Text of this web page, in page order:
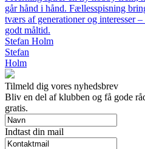
går hånd i hånd. Fællesspisning
tværs af generationer og interesser
godt måltid.
Stefan Holm
Stefan
Holm
Tilmeld dig vores nyhedsbrev
Bliv en del af klubben og få gode
gratis.
Indtast din mail